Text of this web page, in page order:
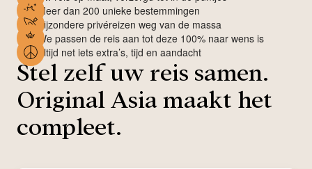
Meer dan 200 unieke bestemmingen
Bijzondere privéreizen weg van de massa
We passen de reis aan tot deze 100% naar wens is
Altijd net iets extra’s, tijd en aandacht
Stel zelf uw reis samen.
Original Asia maakt het
compleet.